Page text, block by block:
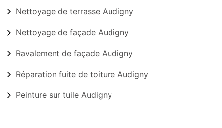
Nettoyage de terrasse Audigny
Nettoyage de façade Audigny
Ravalement de façade Audigny
Réparation fuite de toiture Audigny
Peinture sur tuile Audigny